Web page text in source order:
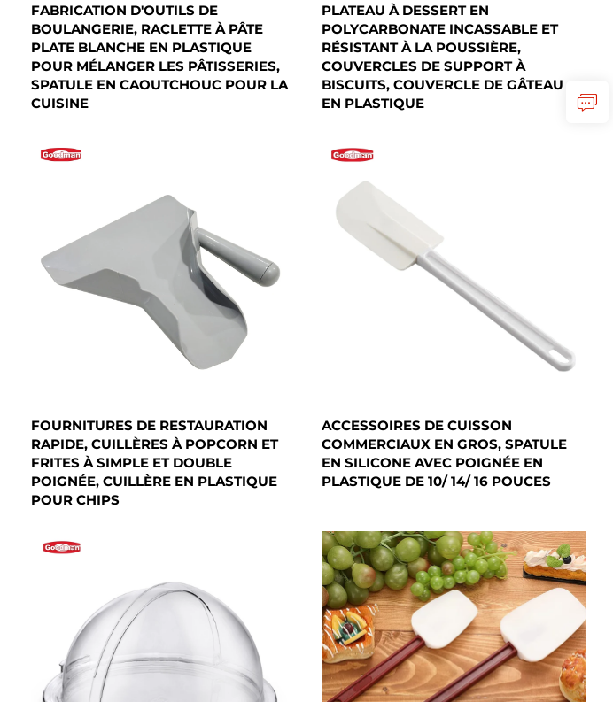
FABRICATION D'OUTILS DE
BOULANGERIE, RACLETTE À PÂTE
PLATE BLANCHE EN PLASTIQUE
POUR MÉLANGER LES PÂTISSERIES,
SPATULE EN CAOUTCHOUC POUR LA
CUISINE
PLATEAU À DESSERT EN
POLYCARBONATE INCASSABLE ET
RÉSISTANT À LA POUSSIÈRE,
COUVERCLES DE SUPPORT À
BISCUITS, COUVERCLE DE GÂTEAU
EN PLASTIQUE
FOURNITURES DE RESTAURATION
RAPIDE, CUILLÈRES À POPCORN ET
FRITES À SIMPLE ET DOUBLE
POIGNÉE, CUILLÈRE EN PLASTIQUE
POUR CHIPS
ACCESSOIRES DE CUISSON
COMMERCIAUX EN GROS, SPATULE
EN SILICONE AVEC POIGNÉE EN
PLASTIQUE DE 10/ 14/ 16 POUCES